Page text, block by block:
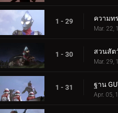
1 - 29 ความท
Mar. 22,
1 - 30 สวนสัต
Mar. 29,
1 - 31 ฐาน
Apr. 05,